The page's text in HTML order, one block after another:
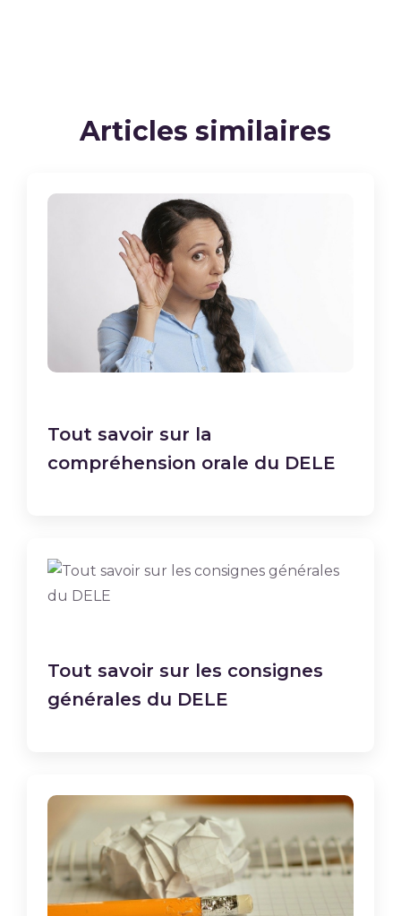
Articles similaires
Tout savoir sur la
compréhension orale du DELE
Tout savoir sur les consignes
générales du DELE